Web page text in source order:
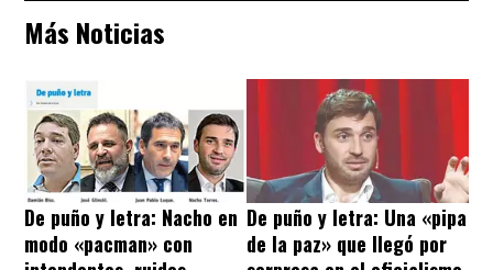
Más Noticias
De puño y letra: Nacho en
modo «pacman» con
De puño y letra: Una «pipa
de la paz» que llegó por